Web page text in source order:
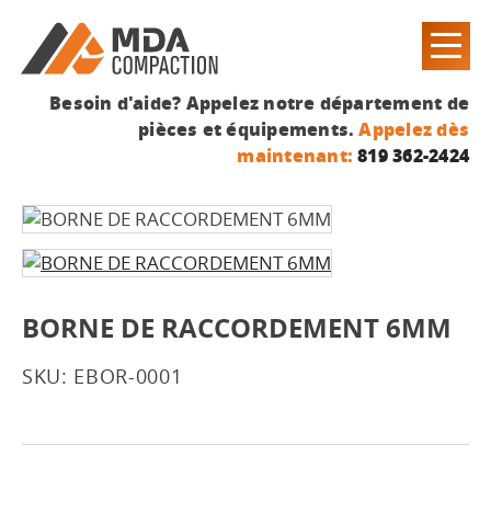
Besoin d'aide? Appelez notre département de
pièces et équipements.Appelez dès
maintenant: 819 362-2424
BORNE DE RACCORDEMENT 6MM
SKU: EBOR-0001